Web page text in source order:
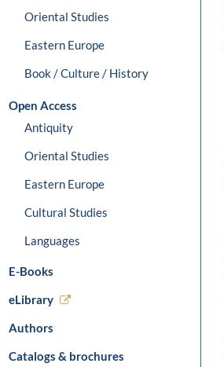
Oriental Studies
Eastern Europe
Book / Culture / History
Open Access
Antiquity
Oriental Studies
Eastern Europe
Cultural Studies
Languages
E-Books
eLibrary
Authors
Catalogs & brochures